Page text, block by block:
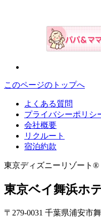
このページのトップへ
よくある質問
プライバシーポリシ
会社概要
リクルート
宿泊約款
東京ディズニーリゾート
東京ベイ舞浜ホ
〒279-0031 千葉県浦安市